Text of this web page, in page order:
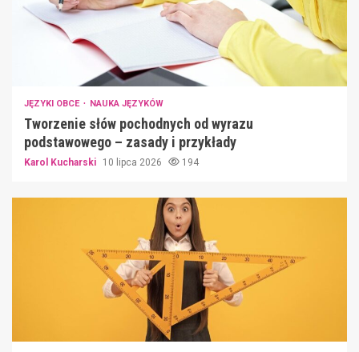
JĘZYKI OBCE NAUKA JĘZYKÓW
Tworzenie słów pochodnych od wyrazu
podstawowego – zasady i przykłady
Karol Kucharski 10 lipca 2026 194